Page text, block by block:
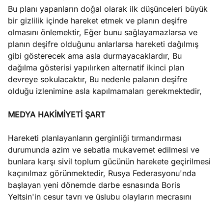
Bu planı yapanların doğal olarak ilk düşünceleri büyük
bir gizlilik içinde hareket etmek ve planın deşifre
olmasını önlemektir, Eğer bunu sağlayamazlarsa ve
planın deşifre olduğunu anlarlarsa hareketi dağılmış
gibi gösterecek ama asla durmayacaklardır, Bu
dağılma gösterisi yapılırken alternatif ikinci plan
devreye sokulacaktır, Bu nedenle palanın deşifre
olduğu izlenimine asla kapılmamaları gerekmektedir,
MEDYA HAKİMİYETİ ŞART
Hareketi planlayanların gerginliği tırmandırması
durumunda azim ve sebatla mukavemet edilmesi ve
bunlara karşı sivil toplum gücünün harekete geçirilmesi
kaçınılmaz görünmektedir, Rusya Federasyonu'nda
başlayan yeni dönemde darbe esnasında Boris
Yeltsin'in cesur tavrı ve üslubu olayların mecrasını